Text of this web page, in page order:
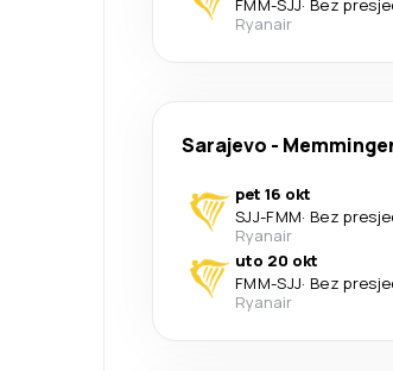
FMM-SJJ· Bez
Ryanair
Sarajevo -
pet 16 okt
SJJ-FMM· Bez
Ryanair
uto 20 okt
FMM-SJJ· Bez
Ryanair